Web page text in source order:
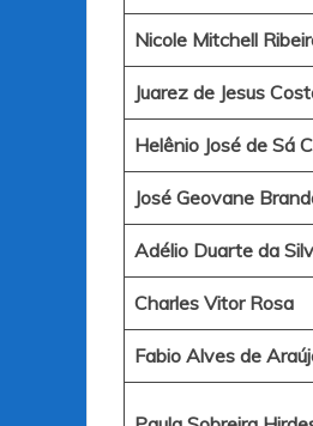
Nicole Mitchell
Juarez de Jesus
Helênio José de Sá
José Geovane
Adélio Duarte da
Charles Vitor Rosa
Fabio Alves de